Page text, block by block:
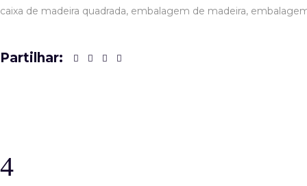
caixa de madeira quadrada embalagem de madeira
Partilhar: